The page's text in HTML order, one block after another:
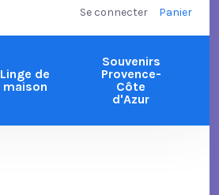
Se connecter Panier
Linge de
maison
Souvenirs
Provence-
Côte
d'Azur